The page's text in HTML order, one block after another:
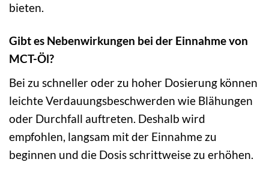
bieten.
Gibt es Nebenwirkungen bei der Einnahme von
MCT-Öl?
Bei zu schneller oder zu hoher Dosierung können
leichte Verdauungsbeschwerden wie Blähungen
oder Durchfall auftreten. Deshalb wird
empfohlen, langsam mit der Einnahme zu
beginnen und die Dosis schrittweise zu erhöhen.